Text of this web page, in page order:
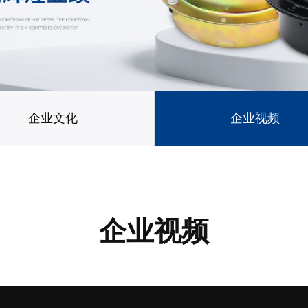
企业文化 企业视频
企业视频